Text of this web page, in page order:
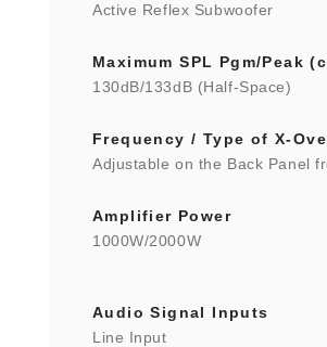
Active Reflex Subwoofer
Maximum SPL Pgm/Peak
130dB/133dB (Half-Space)
Frequency / Type of X-
Adjustable on the Back Panel
Amplifier Power
1000W/2000W
Audio Signal Inputs
Line Input